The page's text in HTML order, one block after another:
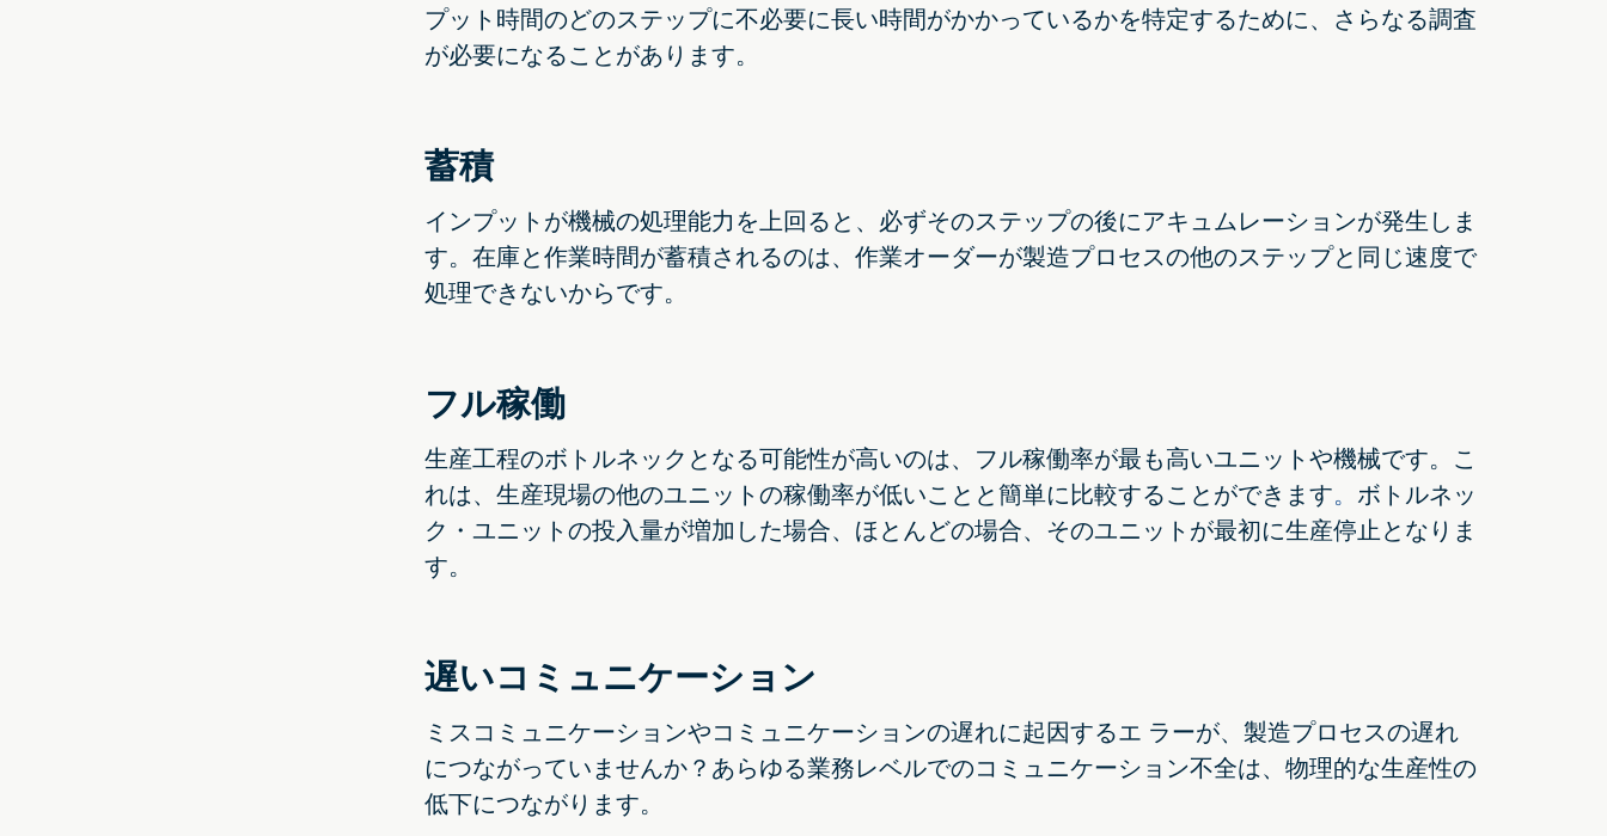
プット時間のどのステップに不必要に長い時間がかかっているかを特定するために、さらなる調査
が必要になることがあります。
蓄積
インプットが機械の処理能力を上回ると、必ずそのステップの後にアキュムレーションが発生しま
す。在庫と作業時間が蓄積されるのは、作業オーダーが製造プロセスの他のステップと同じ速度で
処理できないからです。
フル稼働
生産工程のボトルネックとなる可能性が高いのは、フル稼働率が最も高いユニットや機械です。こ
れは、生産現場の他のユニットの稼働率が低いことと簡単に比較することができます。 ボトルネッ
ク・ユニットの投入量が増加した場合、ほとんどの場合、そのユニットが最初に生産停止となりま
す。
遅いコミュニケーション
ミスコミュニケーションやコミュニケーションの遅れに起因するエ ラーが、製造プロセスの遅れ
につながっていませんか？あらゆる業務レベルでのコミュニケーション不全は、物理的な生産性の
低下につながります。